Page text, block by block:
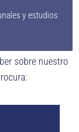
y estudios
sobre nuestro